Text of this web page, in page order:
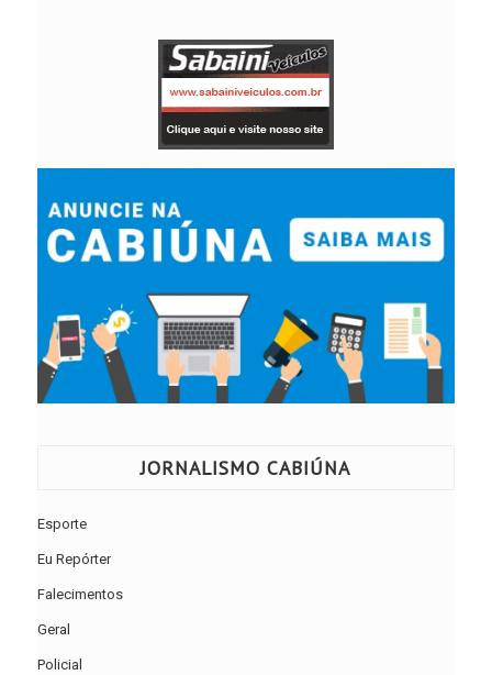
JORNALISMO CABIÚNA
Esporte
Eu Repórter
Falecimentos
Geral
Policial